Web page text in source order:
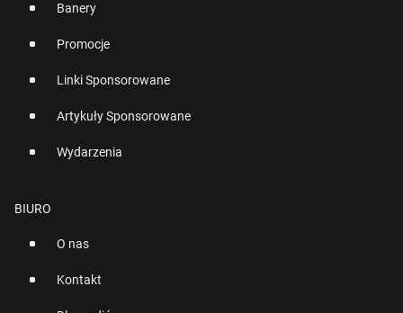
Banery
Promocje
Linki Sponsorowane
Artykuły Sponsorowane
Wydarzenia
BIURO
O nas
Kontakt